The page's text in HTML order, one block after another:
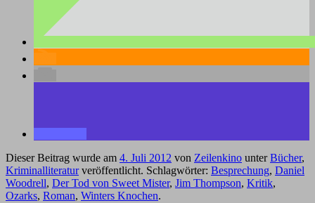
Dieser Beitrag wurde am 4. Juli 2012 von Zeilenkino unterBücher,
Kriminalliteraturveröffentlicht. Schlagwörter: Besprechung, Daniel
Woodrell, Der Tod von Sweet Mister, Jim Thompson, Kritik,
Ozarks, Roman, Winters Knochen.